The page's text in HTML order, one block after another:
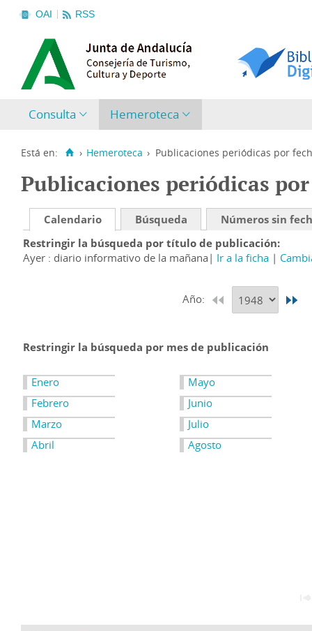
OAI RSS
Consulta Hemeroteca
Está en: › Hemeroteca › Publicaciones periódicas por
Publicaciones periódicas
Calendario Búsqueda
Números sin
Restringir la búsqueda por título de publicación
Ayer : diario informativo de la mañana
Ir a la ficha
Año:
Restringir la búsqueda por mes de publicación
Enero
Febrero
Marzo
Abril
Mayo
Junio
Julio
Agosto